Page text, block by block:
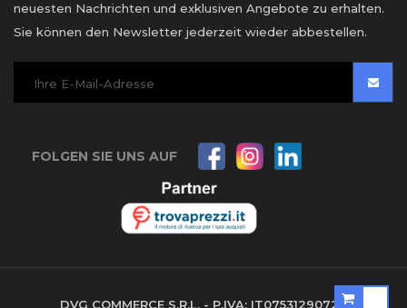
neuesten Nachrichten und exklusiven Angebote zu erhalten.
Sie können den Newsletter jederzeit wieder abbestellen.
FOLGEN SIE UNS AUF
DVG COMMERCE S.R.L. - P.IVA: IT07531290729